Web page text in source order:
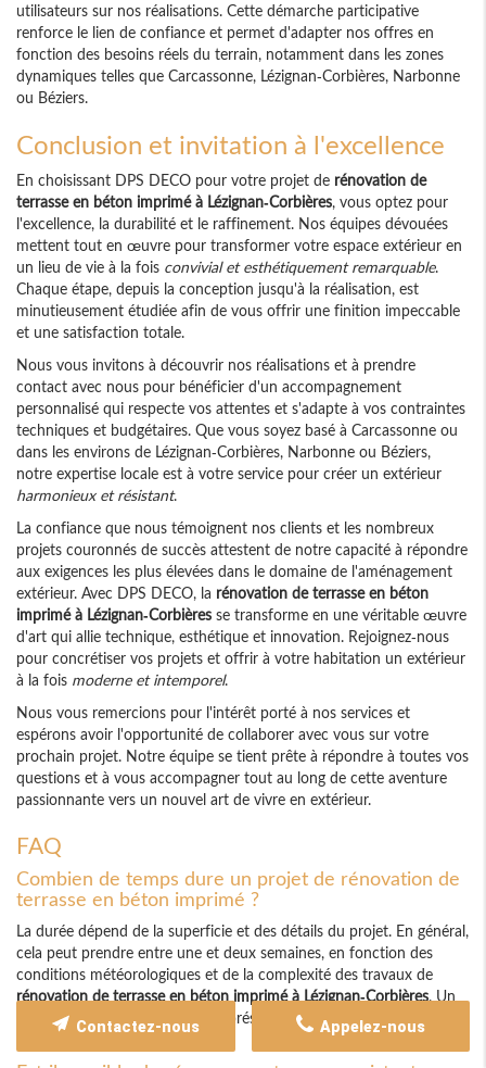
utilisateurs sur nos réalisations. Cette démarche participative
renforce le lien de confiance et permet d'adapter nos offres en
fonction des besoins réels du terrain, notamment dans les zones
dynamiques telles que Carcassonne, Lézignan-Corbières, Narbonne
ou Béziers.
Conclusion et invitation à l'excellence
En choisissant DPS DECO pour votre projet de rénovation de
terrasse en béton imprimé à Lézignan-Corbières, vous optez pour
l'excellence, la durabilité et le raffinement. Nos équipes dévouées
mettent tout en œuvre pour transformer votre espace extérieur en
un lieu de vie à la fois convivial et esthétiquement remarquable.
Chaque étape, depuis la conception jusqu'à la réalisation, est
minutieusement étudiée afin de vous offrir une finition impeccable
et une satisfaction totale.
Nous vous invitons à découvrir nos réalisations et à prendre
contact avec nous pour bénéficier d'un accompagnement
personnalisé qui respecte vos attentes et s'adapte à vos contraintes
techniques et budgétaires. Que vous soyez basé à Carcassonne ou
dans les environs de Lézignan-Corbières, Narbonne ou Béziers,
notre expertise locale est à votre service pour créer un extérieur
harmonieux et résistant.
La confiance que nous témoignent nos clients et les nombreux
projets couronnés de succès attestent de notre capacité à répondre
aux exigences les plus élevées dans le domaine de l'aménagement
extérieur. Avec DPS DECO, la rénovation de terrasse en béton
imprimé à Lézignan-Corbières se transforme en une véritable œuvre
d'art qui allie technique, esthétique et innovation. Rejoignez-nous
pour concrétiser vos projets et offrir à votre habitation un extérieur
à la fois moderne et intemporel.
Nous vous remercions pour l'intérêt porté à nos services et
espérons avoir l'opportunité de collaborer avec vous sur votre
prochain projet. Notre équipe se tient prête à répondre à toutes vos
questions et à vous accompagner tout au long de cette aventure
passionnante vers un nouvel art de vivre en extérieur.
FAQ
Combien de temps dure un projet de rénovation de
terrasse en béton imprimé ?
La durée dépend de la superficie et des détails du projet. En général,
cela peut prendre entre une et deux semaines, en fonction des
conditions météorologiques et de la complexité des travaux de
rénovation de terrasse en béton imprimé à Lézignan-Corbières. Un
planning prévisionnel vous sera présenté afin de respecter au mieux
Appelez-nous
Contactez-nous